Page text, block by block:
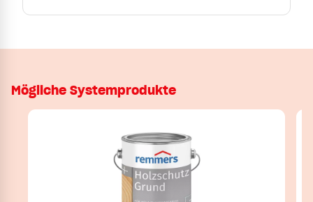
Mögliche Systemprodukte